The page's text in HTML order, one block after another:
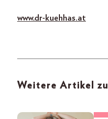
www.dr-kuehhas.at
Weitere Artikel